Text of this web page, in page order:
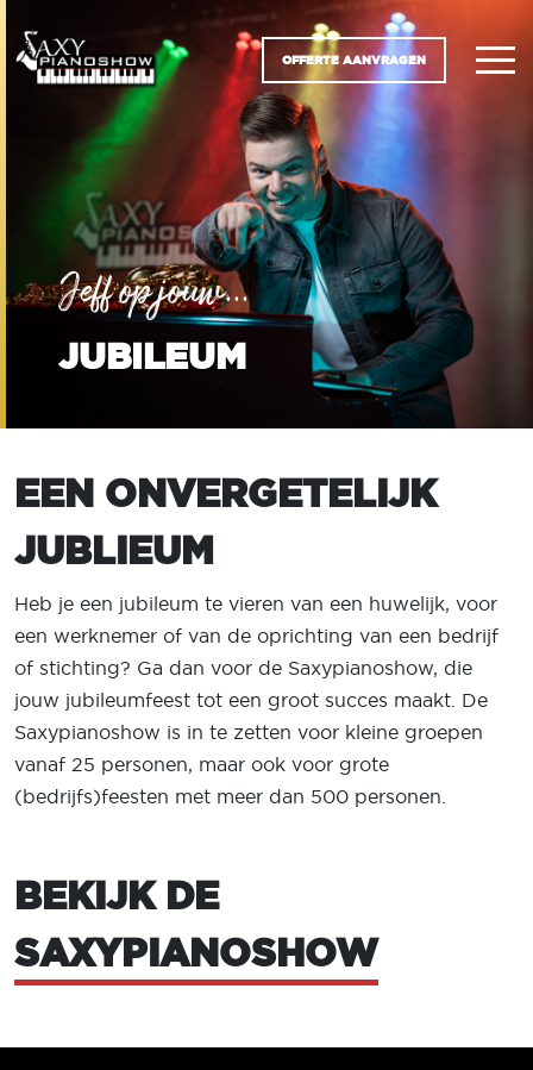
OFFERTE AANVRAGEN
Jeff op jouw...
JUBILEUM
EEN ONVERGETELIJK
JUBLIEUM
Heb je een jubileum te vieren van een huwelijk, voor
een werknemer of van de oprichting van een bedrijf
of stichting? Ga dan voor de Saxypianoshow, die
jouw jubileumfeest tot een groot succes maakt. De
Saxypianoshow is in te zetten voor kleine groepen
vanaf 25 personen, maar ook voor grote
(bedrijfs)feesten met meer dan 500 personen.
BEKIJK DE
SAXYPIANOSHOW